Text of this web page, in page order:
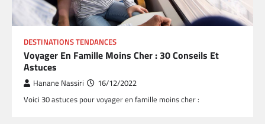
DESTINATIONS TENDANCES
Voyager En Famille Moins Cher : 30 Conseils Et
Astuces
Hanane Nassiri 16/12/2022
Voici 30 astuces pour voyager en famille moins cher :